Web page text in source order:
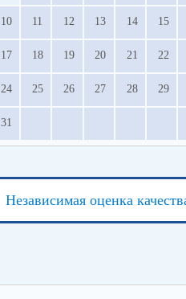
10 11 12 13 14 15
17 18 19 20 21 22
24 25 26 27 28 29
31
Независимая оценка